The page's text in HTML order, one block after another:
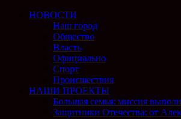
НОВОСТИ
Наш город
Общество
Власть
Официально
Спорт
Происшествия
НАШИ ПРОЕКТЫ
Большая семья: миссия
Защитники Отечества: от